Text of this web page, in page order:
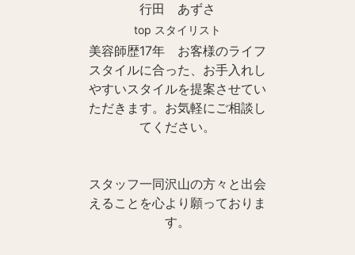
行田 あずさ
top スタイリスト
美容師歴17年 お客様のライフ
スタイルに合った、お手入れし
やすいスタイルを提案させてい
ただきます。お気軽にご相談し
てください。
スタッフ一同沢山の方々と出会
えることを心より願っておりま
す。